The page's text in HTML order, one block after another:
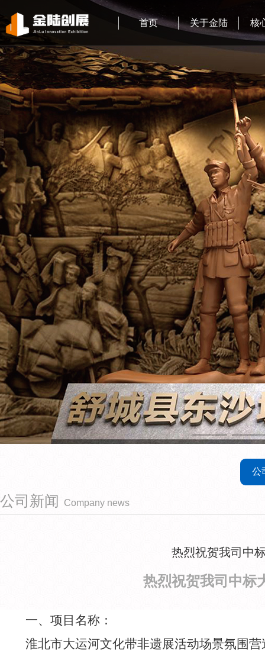
首页 关于金陆 核
公
公司新闻 Company news
热烈祝贺我司中
热烈祝贺我司中标
一、项目名称：
淮北市大运河文化带非遗展活动场景氛围